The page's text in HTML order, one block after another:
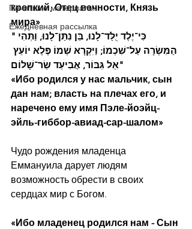
Печатные материалы
Ежедневная рассылка
крепкий, Отец вечности, Князь
мира»
"כִּי־יֶלֶד יֻלַּד־לָנוּ, בֵּן נִתַּן־לָנוּ, וַתְּהִי
הַמִּשְׂרָה עַל־שִׁכְמוֹ; וַיִּקְרָא שְׁמוֹ פֶּלֶא יוֹעֵץ
אֵל גִּבּוֹר, אֲבִיעַד שַׂר־שָׁלוֹם"
«Ибо родился у нас мальчик, сын
дан нам; власть на плечах его, и
наречено ему имя Пэле-йоэйц-
эйль-гиббор-авиад-сар-шалом»
Чудо рождения младенца
Еммануила дарует людям
возможность обрести в своих
сердцах мир с Богом.
«Ибо младенец родился нам - Сын